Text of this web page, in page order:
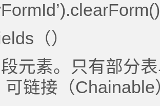
（）
元素。只有部分
可链接（